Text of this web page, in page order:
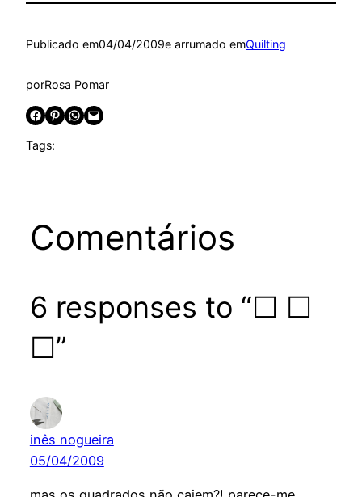
Publicado em04/04/2009e arrumado emQuilting
porRosa Pomar
Share on Facebook Share on Pinterest Share on WhatsApp Email this Page
Tags:
Comentários
6 responses to “☐ ☐
☐”
inês nogueira
05/04/2009